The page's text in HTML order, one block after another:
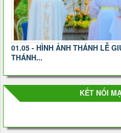
01.05 - HÌNH ẢNH THÁNH LỄ
THÁNH...
KẾT NỐI